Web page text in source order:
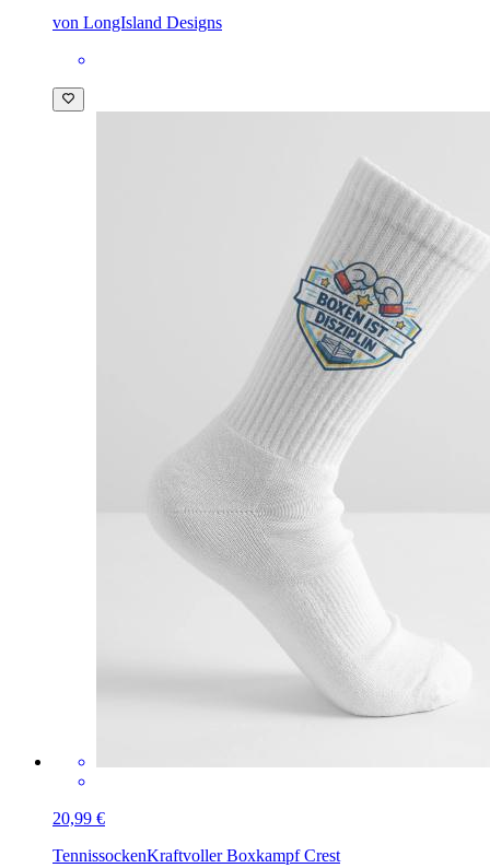
von LongIsland Designs
20,99 €
TennissockenKraftvoller Boxkampf Crest